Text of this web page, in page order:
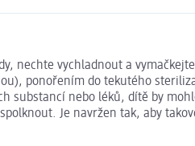
vychladnout a
ponořením do tekutého
nebo léků, dítě by
Je navržen tak, aby